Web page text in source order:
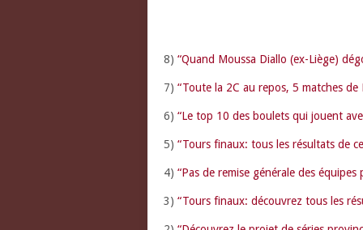
8) “Quand Moussa Diallo (ex-Liège)
7) “Toute la 2C au repos, 5 matches
6) “Le top 10 des boulets qui jouent
5) “Tours finaux: tous les résultats de
4) “Pas de remise générale des
3) “Tours finaux: découvrez tous les